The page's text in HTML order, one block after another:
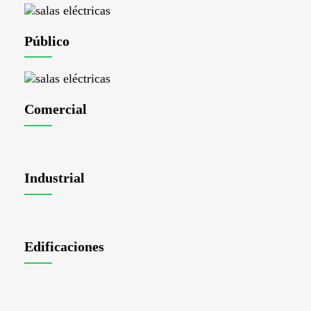
Público
Comercial
Industrial
Edificaciones